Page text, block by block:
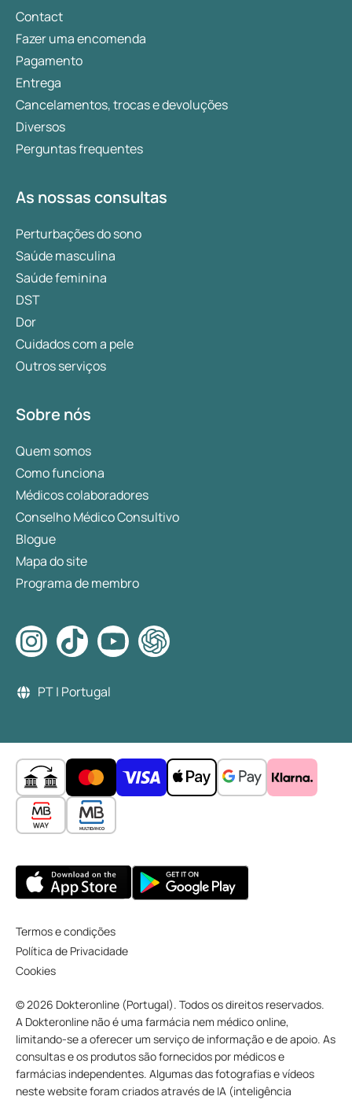
Contact
Fazer uma encomenda
Pagamento
Entrega
Cancelamentos, trocas e devoluções
Diversos
Perguntas frequentes
As nossas consultas
Perturbações do sono
Saúde masculina
Saúde feminina
DST
Dor
Cuidados com a pele
Outros serviços
Sobre nós
Quem somos
Como funciona
Médicos colaboradores
Conselho Médico Consultivo
Blogue
Mapa do site
Programa de membro
PT | Portugal
Termos e condições
Política de Privacidade
Cookies
© 2026 Dokteronline (Portugal). Todos os direitos reservados.
A Dokteronline não é uma farmácia nem médico online,
limitando-se a oferecer um serviço de informação e de apoio. As
consultas e os produtos são fornecidos por médicos e
farmácias independentes. Algumas das fotografias e vídeos
neste website foram criados através de IA (inteligência